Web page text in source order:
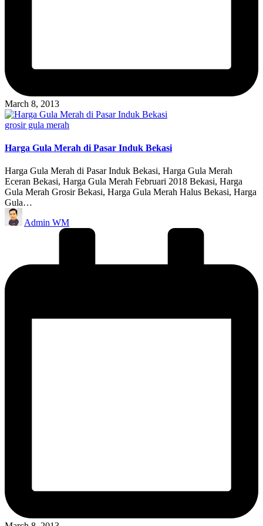
March 8, 2013
Posted
grosir gula merah
Harga Gula Merah di Pasar Induk Bekasi
Harga Gula Merah di Pasar Induk Bekasi, Harga Gula Merah
Eceran Bekasi, Harga Gula Merah Februari 2018 Bekasi, Harga
Gula Merah Grosir Bekasi, Harga Gula Merah Halus Bekasi, Harga
Gula…
Posted
by
Admin WM